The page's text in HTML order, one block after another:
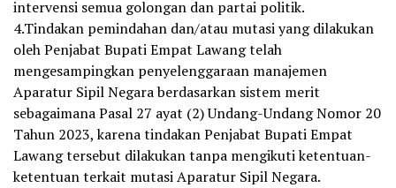
intervensi semua golongan dan partai politik.
4.Tindakan pemindahan dan/atau mutasi yang dilakukan
oleh Penjabat Bupati Empat Lawang telah
mengesampingkan penyelenggaraan manajemen
Aparatur Sipil Negara berdasarkan sistem merit
sebagaimana Pasal 27 ayat (2) Undang-Undang Nomor 20
Tahun 2023, karena tindakan Penjabat Bupati Empat
Lawang tersebut dilakukan tanpa mengikuti ketentuan-
ketentuan terkait mutasi Aparatur Sipil Negara.